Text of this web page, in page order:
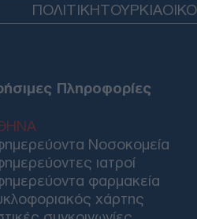
ΠΟΛΙΤΙΚΗΤΟΥΡΚΙΑ
Πληροφορίες
Νοσοκομεία
ιατροί
φαρμακεία
χάρτης